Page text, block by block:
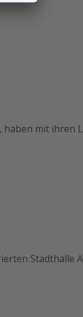
mit ihren
Stadthalle